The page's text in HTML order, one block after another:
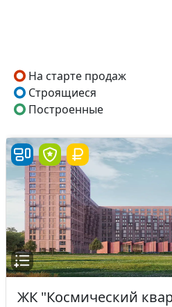
На старте продаж
Строящиеся
Построенные
ЖК "Космический